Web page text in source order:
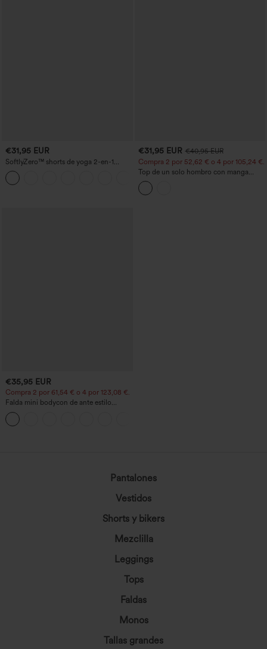
€31,95 EUR
SoftlyZero™ shorts de yoga 2-en-1
InstantCool, talle alto cruzado, ligeros y
transpirables, 3'' con bolsillos
€31,95 EUR €40,95 EUR
Compra 2 por 52,62 € o 4 por 105,24 €.
Top de un solo hombro con manga
corta, dobladillo curvo high‑low,
sujetador integrado y estampado de
lunares, estilo casual
€35,95 EUR
Compra 2 por 61,54 € o 4 por 123,08 €.
Falda mini bodycon de ante estilo
crossover, talle alto, 2 en 1, dobladillo
con flecos, para fiesta
Pantalones
Vestidos
Shorts y bikers
Mezclilla
Leggings
Tops
Faldas
Monos
Tallas grandes